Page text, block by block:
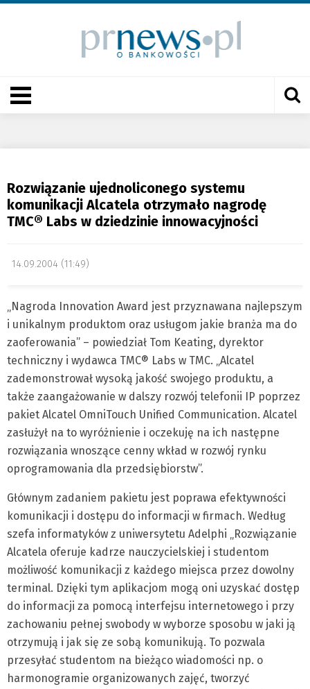
Rozwiązanie ujednoliconego systemu
komunikacji Alcatela otrzymało nagrodę
TMC® Labs w dziedzinie innowacyjności
14.09.2004 (11:49)
„Nagroda Innovation Award jest przyznawana najlepszym
i unikalnym produktom oraz usługom jakie branża ma do
zaoferowania” – powiedział Tom Keating, dyrektor
techniczny i wydawca TMC® Labs w TMC. „Alcatel
zademonstrował wysoką jakość swojego produktu, a
także zaangażowanie w dalszy rozwój telefonii IP poprzez
pakiet Alcatel OmniTouch Unified Communication. Alcatel
zasłużył na to wyróżnienie i oczekuję na ich następne
rozwiązania wnoszące cenny wkład w rozwój rynku
oprogramowania dla przedsiębiorstw”.
Głównym zadaniem pakietu jest poprawa efektywności
komunikacji i dostępu do informacji w firmach. Według
szefa informatyków z uniwersytetu Adelphi „Rozwiązanie
Alcatela oferuje kadrze nauczycielskiej i studentom
możliwość komunikacji z każdego miejsca przez dowolny
terminal. Dzięki tym aplikacjom mogą oni uzyskać dostęp
do informacji za pomocą interfejsu internetowego i przy
zachowaniu pełnej swobody w wyborze sposobu w jaki ją
otrzymują i jak się ze sobą komunikują. To pozwala
przesyłać studentom na bieżąco wiadomości np. o
harmonogramie organizowanych zajęć, tworzyć